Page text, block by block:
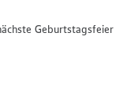
Geburtstagsfeier